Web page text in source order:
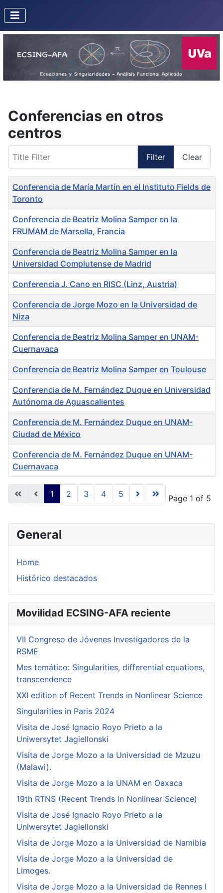
General
Home
Histórico destacados
Movilidad ECSING-AFA reciente
VII Congreso de Jóvenes Investigadores de la
RSME
Mes temático: Singularities, differential equations,
transcendence
XXI edition of Recent Trends in Nonlinear Science
Singularities in Paris 2024
Visita de José Ignacio Royo Prieto a la
Uniwersytet Jagiellonski
Visita de Jorge Mozo a la Universidad de Mzuzu
(Malawi).
Visita de Jorge Mozo a la UNAM en Oaxaca
19th RTNS (Recent Trends in Nonlinear Science)
Visita de José Ignacio Royo Prieto a la
Uniwersytet Jagiellonski
Visita de Jorge Mozo a la Universidad de Namibia
Visita de Jorge Mozo a la Universidad de
Limoges.
Visita de Jorge Mozo a la Universidad de Rennes I
Conferencias en otros
centros
Filter Clear
Articles
Title
Conferencia de María Martín en el Instituto Fields de
Toronto
Conferencia de Beatriz Molina Samper en la
FRUMAM de Marsella, Francia
Conferencia de Beatriz Molina Samper en la
Universidad Complutense de Madrid
Conferencia J. Cano en RISC (Linz, Austria)
Conferencia de Jorge Mozo en la Universidad de
Niza
Conferencia de Beatriz Molina Samper en UNAM-
Cuernavaca
Conferencia de Beatriz Molina Samper en Toulouse
Conferencia de M. Fernández Duque en Universidad
Autónoma de Aguascalientes
Conferencia de M. Fernández Duque en UNAM-
Ciudad de México
Conferencia de M. Fernández Duque en UNAM-
Cuernavaca
Page 1 of 5
1 2 3 4 5